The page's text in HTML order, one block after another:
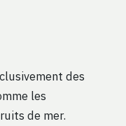
des
les
de mer.